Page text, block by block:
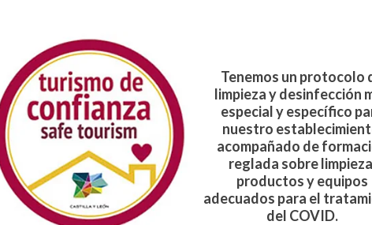
Tenemos un protocolo
limpieza y desinfección
especial y específico
nuestro
acompañado de
reglada sobre
productos y equipos
adecuados para el
del COVID.